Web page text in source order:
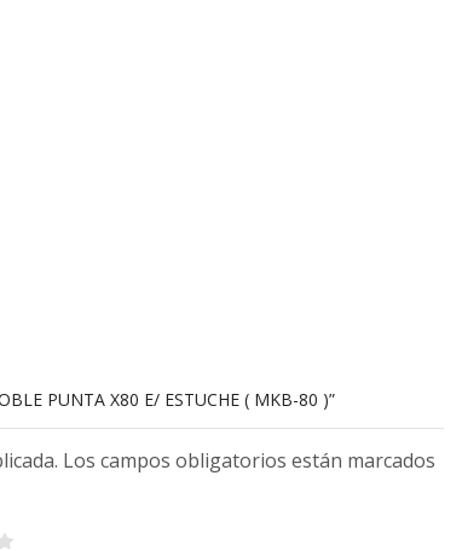
PUNTA X80 E/ ESTUCHE ( MKB-80 )”
Los campos obligatorios están marcados